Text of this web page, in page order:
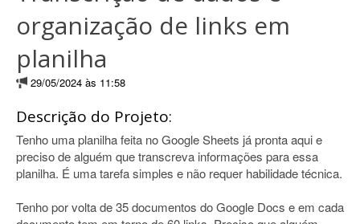
organização de links em
planilha
29/05/2024 às 11:58
Descrição do Projeto:
Tenho uma planilha feita no Google Sheets já pronta aqui e
preciso de alguém que transcreva informações para essa
planilha. É uma tarefa simples e não requer habilidade técnica.
Tenho por volta de 35 documentos do Google Docs e em cada